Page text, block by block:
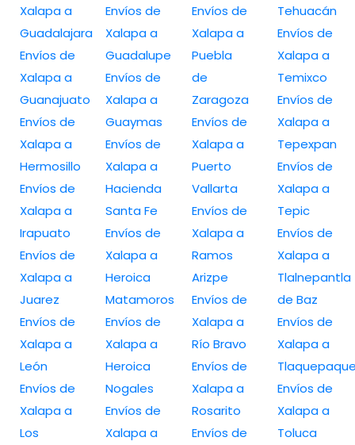
Xalapa a
Guadalajara
Envíos de
Xalapa a
Guanajuato
Envíos de
Xalapa a
Hermosillo
Envíos de
Xalapa a
Irapuato
Envíos de
Xalapa a
Juarez
Envíos de
Xalapa a
León
Envíos de
Xalapa a
Los
Envíos de
Xalapa a
Guadalupe
Envíos de
Xalapa a
Guaymas
Envíos de
Xalapa a
Hacienda
Santa Fe
Envíos de
Xalapa a
Heroica
Matamoros
Envíos de
Xalapa a
Heroica
Nogales
Envíos de
Xalapa a
Envíos de
Xalapa a
Puebla
de
Zaragoza
Envíos de
Xalapa a
Puerto
Vallarta
Envíos de
Xalapa a
Ramos
Arizpe
Envíos de
Xalapa a
Río Bravo
Envíos de
Xalapa a
Rosarito
Envíos de
Tehuacán
Envíos de
Xalapa a
Temixco
Envíos de
Xalapa a
Tepexpan
Envíos de
Xalapa a
Tepic
Envíos de
Xalapa a
Tlalnepantla
de Baz
Envíos de
Xalapa a
Envíos de
Xalapa a
Toluca